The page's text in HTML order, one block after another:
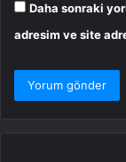
Daha sonraki
adresim ve site